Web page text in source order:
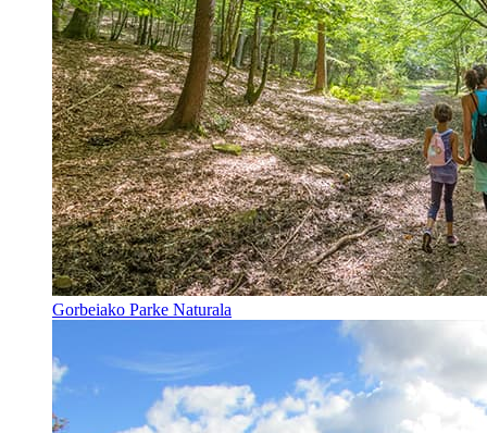
Gorbeiako Parke Naturala